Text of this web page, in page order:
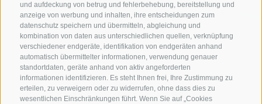
und aufdeckung von betrug und fehlerbehebung, bereitstellung und
anzeige von werbung und inhalten, ihre entscheidungen zum
datenschutz speichern und übermitteln, abgleichung und
kombination von daten aus unterschiedlichen quellen, verknüpfung
verschiedener endgeräte, identifikation von endgeräten anhand
automatisch übermittelter informationen, verwendung genauer
standortdaten, geräte anhand von aktiv angeforderten
informationen identifizieren. Es steht Ihnen frei, Ihre Zustimmung zu
erteilen, zu verweigern oder zu widerrufen, ohne dass dies zu
wesentlichen Einschränkungen führt. Wenn Sie auf „Cookies